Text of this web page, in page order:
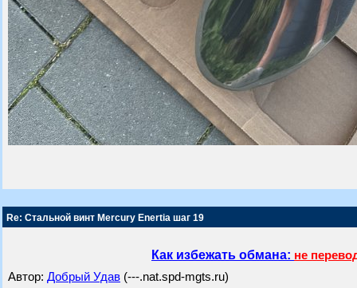
Re: Стальной винт Mercury Enertia шаг 19
Как избежать обмана: не
Автор: Добрый Удав (---.nat.spd-mgts.ru)